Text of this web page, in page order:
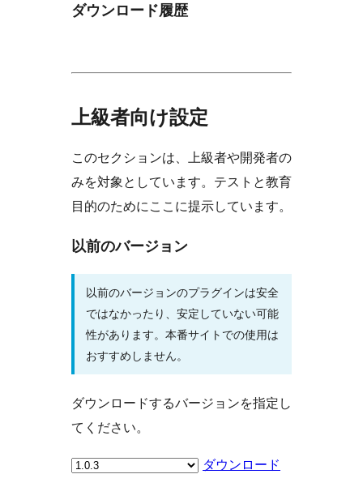
ダウンロード履歴
上級者向け設定
このセクションは、上級者や開発者の
みを対象としています。テストと教育
目的のためにここに提示しています。
以前のバージョン
以前のバージョンのプラグインは安全
ではなかったり、安定していない可能
性があります。本番サイトでの使用は
おすすめしません。
ダウンロードするバージョンを指定し
てください。
ダウンロード